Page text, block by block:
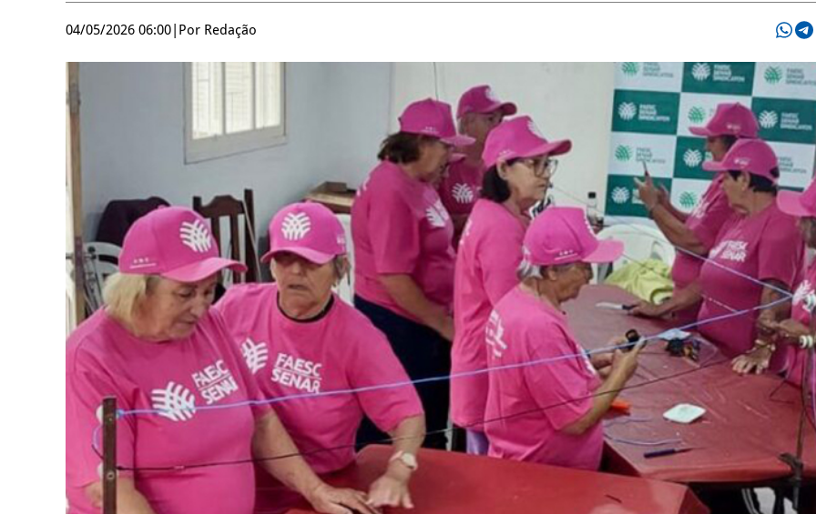
04/05/2026 06:00 Por Redação